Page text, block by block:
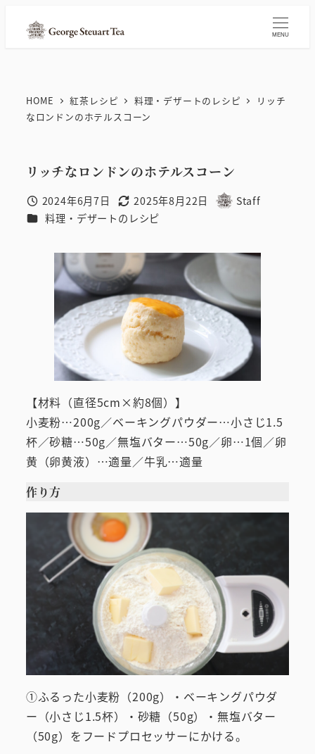
MENU
HOME 紅茶レシピ 料理・デザートのレシピ
リッチ
なロンドンのホテルスコーン
リッチなロンドンのホテルスコーン
投稿日
2024年6月7日
更新日
2025年8月22日
著
Staff
カテゴリー
料理・デザートのレシピ
【材料（直径5cm×約8個）】
小麦粉…200g／ベーキングパウダー…小さじ1.5
杯／砂糖…50g／無塩バター…50g／卵…1個／卵
黄（卵黄液）…適量／牛乳…適量
作り方
①ふるった小麦粉（200g）・ベーキングパウダ
ー（小さじ1.5杯）・砂糖（50g）・無塩バター
（50g）をフードプロセッサーにかける。